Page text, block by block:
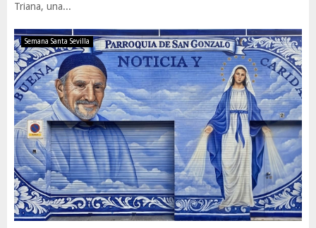
Triana, una...
Semana Santa Sevilla